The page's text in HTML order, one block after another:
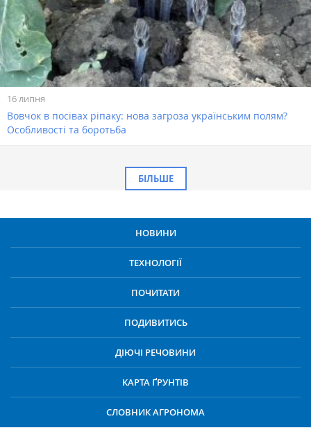
16 липня
Вовчок в посівах ріпаку: нова загроза українським полям?
Особливості та боротьба
БІЛЬШЕ
НОВИНИ
ТЕХНОЛОГІЇ
ПОЧИТАТИ
ПОДИВИТИСЬ
ДІЮЧІ РЕЧОВИНИ
КАРТА ҐРУНТІВ
СЛОВНИК АГРОНОМА